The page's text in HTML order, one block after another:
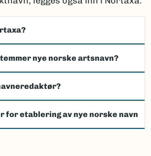
nye norske artsnavn?
for etablering av nye norske navn